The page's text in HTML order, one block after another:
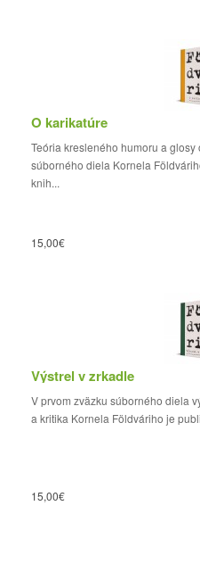
O karikatúre
Teória kresleného humoru a glosy
súborného diela Kornela
knih...
15,00€
Výstrel v zrkadle
V prvom zväzku súborného diela
a kritika Kornela Földváriho je
15,00€